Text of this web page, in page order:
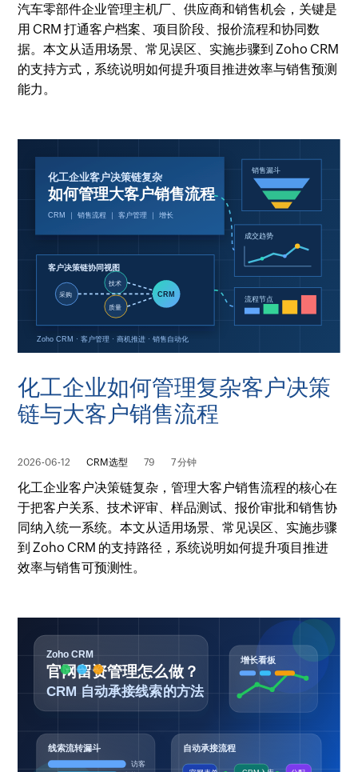
汽车零部件企业管理主机厂、供应商和销售机会，关键是
用 CRM 打通客户档案、项目阶段、报价流程和协同数
据。本文从适用场景、常见误区、实施步骤到 Zoho CRM
的支持方式，系统说明如何提升项目推进效率与销售预测
能力。
化工企业如何管理复杂客户决策
链与大客户销售流程
2026-06-12 CRM选型 79 7 分钟
化工企业客户决策链复杂，管理大客户销售流程的核心在
于把客户关系、技术评审、样品测试、报价审批和销售协
同纳入统一系统。本文从适用场景、常见误区、实施步骤
到 Zoho CRM 的支持路径，系统说明如何提升项目推进
效率与销售可预测性。